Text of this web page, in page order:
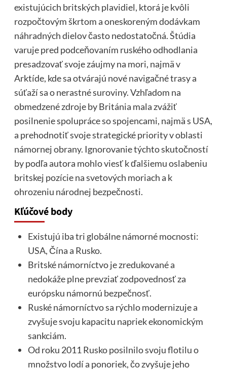
existujúcich britských plavidiel, ktorá je kvôli
rozpočtovým škrtom a oneskoreným dodávkam
náhradných dielov často nedostatočná. Štúdia
varuje pred podceňovaním ruského odhodlania
presadzovať svoje záujmy na mori, najmä v
Arktíde, kde sa otvárajú nové navigačné trasy a
súťaží sa o nerastné suroviny. Vzhľadom na
obmedzené zdroje by Británia mala zvážiť
posilnenie spolupráce so spojencami, najmä s USA,
a prehodnotiť svoje strategické priority v oblasti
námornej obrany. Ignorovanie týchto skutočností
by podľa autora mohlo viesť k ďalšiemu oslabeniu
britskej pozície na svetových moriach a k
ohrozeniu národnej bezpečnosti.
Kľúčové body
Existujú iba tri globálne námorné mocnosti:
USA, Čína a Rusko.
Britské námorníctvo je zredukované a
nedokáže plne prevziať zodpovednosť za
európsku námornú bezpečnosť.
Ruské námorníctvo sa rýchlo modernizuje a
zvyšuje svoju kapacitu napriek ekonomickým
sankciám.
Od roku 2011 Rusko posilnilo svoju flotilu o
množstvo lodí a ponoriek, čo zvyšuje jeho